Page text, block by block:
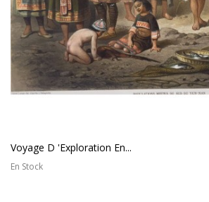
Voyage D 'exploration En...
En Stock